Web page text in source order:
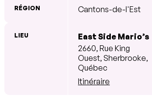
RÉGION Cantons-de-l'Est
LIEU
East Side Mario’s
2660, Rue King
Ouest, Sherbrooke,
Québec
Itinéraire